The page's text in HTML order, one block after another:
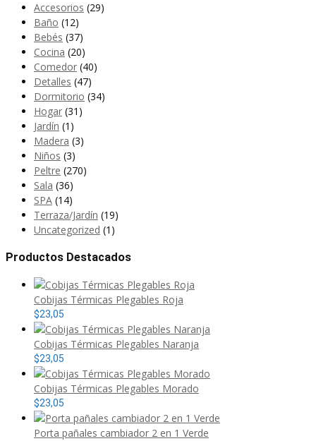
Accesorios (29)
Baño (12)
Bebés (37)
Cocina (20)
Comedor (40)
Detalles (47)
Dormitorio (34)
Hogar (31)
Jardín (1)
Madera (3)
Niños (3)
Peltre (270)
Sala (36)
SPA (14)
Terraza/Jardín (19)
Uncategorized (1)
Productos Destacados
Cobijas Térmicas Plegables Roja
$23,05
Cobijas Térmicas Plegables Naranja
$23,05
Cobijas Térmicas Plegables Morado
$23,05
Porta pañales cambiador 2 en 1 Verde